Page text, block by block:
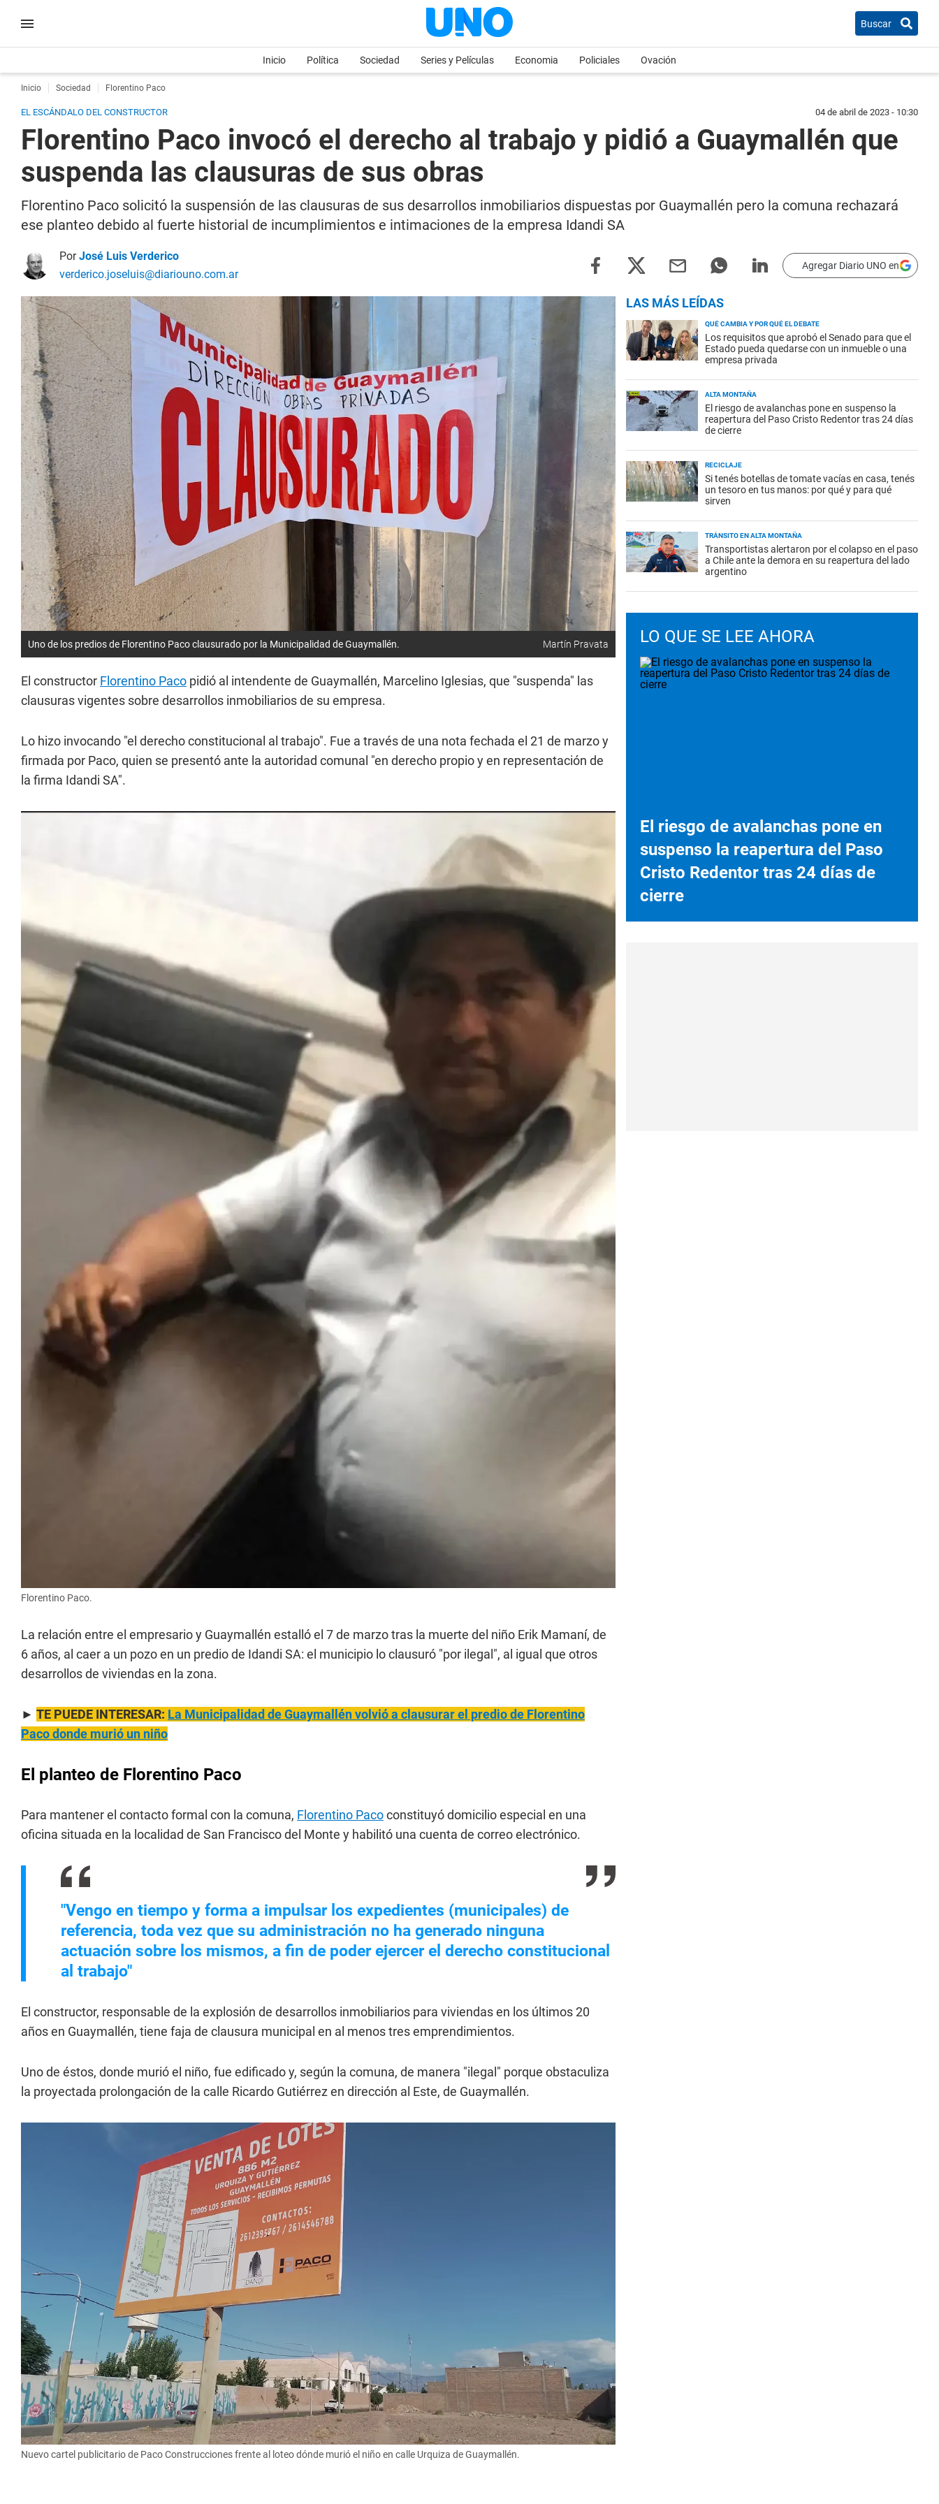
Buscar
Inicio Política Sociedad Series y Películas Economia Policiales Ovación
Inicio Sociedad Florentino Paco
EL ESCÁNDALO DEL CONSTRUCTOR 04 de abril de 2023 - 10:30
Florentino Paco invocó el derecho al trabajo y pidió a Guaymallén que
suspenda las clausuras de sus obras
Florentino Paco solicitó la suspensión de las clausuras de sus desarrollos inmobiliarios dispuestas por Guaymallén pero la comuna rechazará
ese planteo debido al fuerte historial de incumplimientos e intimaciones de la empresa Idandi SA
PorJosé Luis Verderico
verderico.joseluis@diariouno.com.ar
Agregar Diario UNO en
Uno de los predios de Florentino Paco clausurado por la Municipalidad de Guaymallén. Martín Pravata
El constructor Florentino Paco pidió al intendente de Guaymallén, Marcelino Iglesias, que "suspenda" las
clausuras vigentes sobre desarrollos inmobiliarios de su empresa.
Lo hizo invocando "el derecho constitucional al trabajo". Fue a través de una nota fechada el 21 de marzo y
firmada por Paco, quien se presentó ante la autoridad comunal "en derecho propio y en representación de
la firma Idandi SA".
Florentino Paco.
La relación entre el empresario y Guaymallén estalló el 7 de marzo tras la muerte del niño Erik Mamaní, de
6 años, al caer a un pozo en un predio de Idandi SA: el municipio lo clausuró "por ilegal", al igual que otros
desarrollos de viviendas en la zona.
► TE PUEDE INTERESAR: La Municipalidad de Guaymallén volvió a clausurar el predio de Florentino
Paco donde murió un niño
El planteo de Florentino Paco
Para mantener el contacto formal con la comuna, Florentino Pacoconstituyó domicilio especial en una
oficina situada en la localidad de San Francisco del Monte y habilitó una cuenta de correo electrónico.
"Vengo en tiempo y forma a impulsar los expedientes (municipales) de
referencia, toda vez que su administración no ha generado ninguna
actuación sobre los mismos, a fin de poder ejercer el derecho constitucional
al trabajo"
El constructor, responsable de la explosión de desarrollos inmobiliarios para viviendas en los últimos 20
años en Guaymallén, tiene faja de clausura municipal en al menos tres emprendimientos.
Uno de éstos, donde murió el niño, fue edificado y, según la comuna, de manera "ilegal" porque obstaculiza
la proyectada prolongación de la calle Ricardo Gutiérrez en dirección al Este, de Guaymallén.
Nuevo cartel publicitario de Paco Construcciones frente al loteo dónde murió el niño en calle Urquiza de Guaymallén.
LAS MÁS LEÍDAS
QUÉ CAMBIA Y POR QUÉ EL DEBATE
Los requisitos que aprobó el Senado para que el
Estado pueda quedarse con un inmueble o una
empresa privada
ALTA MONTAÑA
El riesgo de avalanchas pone en suspenso la
reapertura del Paso Cristo Redentor tras 24 días
de cierre
RECICLAJE
Si tenés botellas de tomate vacías en casa, tenés
un tesoro en tus manos: por qué y para qué
sirven
TRÁNSITO EN ALTA MONTAÑA
Transportistas alertaron por el colapso en el paso
a Chile ante la demora en su reapertura del lado
argentino
LO QUE SE LEE AHORA
El riesgo de avalanchas pone en
suspenso la reapertura del Paso
Cristo Redentor tras 24 días de
cierre